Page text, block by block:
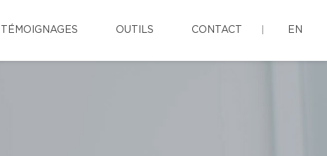
TÉMOIGNAGES OUTILS CONTACT EN